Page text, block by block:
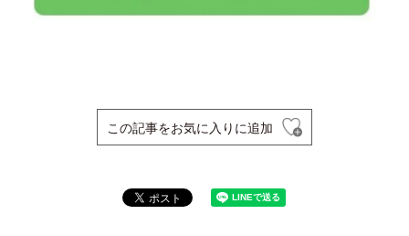
この記事をお気に入りに追加